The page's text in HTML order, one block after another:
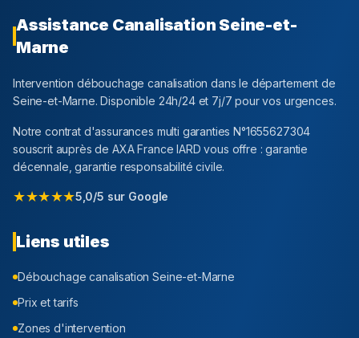
Assistance Canalisation Seine-et-
Marne
Intervention débouchage canalisation dans le département de
Seine-et-Marne. Disponible 24h/24 et 7j/7 pour vos urgences.
Notre contrat d'assurances multi garanties N°1655627304
souscrit auprès de AXA France IARD vous offre : garantie
décennale, garantie responsabilité civile.
★★★★★5,0/5 sur Google
Liens utiles
Débouchage canalisationSeine-et-Marne
Prix et tarifs
Zones d'intervention